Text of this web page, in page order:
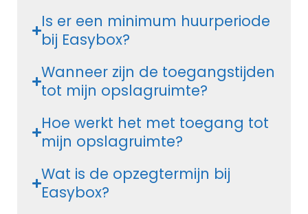
Is er een minimum huurperiode
bij Easybox?
Wanneer zijn de toegangstijden
tot mijn opslagruimte?
Hoe werkt het met toegang tot
mijn opslagruimte?
Wat is de opzegtermijn bij
Easybox?